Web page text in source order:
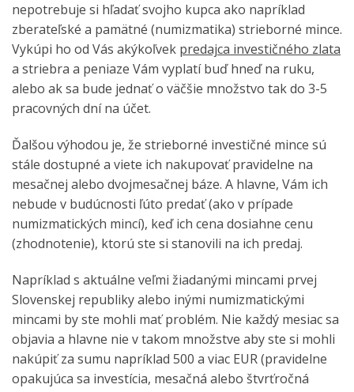
nepotrebuje si hľadať svojho kupca ako napríklad
zberateľské a pamätné (numizmatika) strieborné mince.
Vykúpi ho od Vás akýkoľvek predajca investičného zlata
a striebra a peniaze Vám vyplatí buď hneď na ruku,
alebo ak sa bude jednať o väčšie množstvo tak do 3-5
pracovných dní na účet.
Ďalšou výhodou je, že strieborné investičné mince sú
stále dostupné a viete ich nakupovať pravidelne na
mesačnej alebo dvojmesačnej báze. A hlavne, Vám ich
nebude v budúcnosti ľúto predať (ako v prípade
numizmatických mincí), keď ich cena dosiahne cenu
(zhodnotenie), ktorú ste si stanovili na ich predaj.
Napríklad s aktuálne veľmi žiadanými mincami prvej
Slovenskej republiky alebo inými numizmatickými
mincami by ste mohli mať problém. Nie každý mesiac sa
objavia a hlavne nie v takom množstve aby ste si mohli
nakúpiť za sumu napríklad 500 a viac EUR (pravidelne
opakujúca sa investícia, mesačná alebo štvrťročná